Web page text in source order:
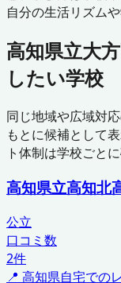
自分の生活リズム
高知県立大
したい学校
同じ地域や広域対
もとに候補として
ト体制は学校ごと
高知県立高知北
公立
口コミ数
2件
📍 高知県自宅での